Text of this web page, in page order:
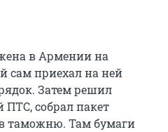
в Армении на
сам приехал на ней
Затем решил
собрал пакет
таможню. Там бумаги